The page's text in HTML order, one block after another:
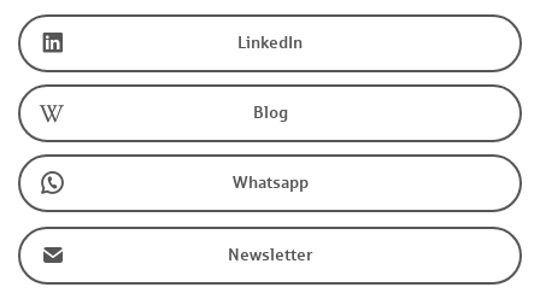
LinkedIn
Blog
Whatsapp
Newsletter